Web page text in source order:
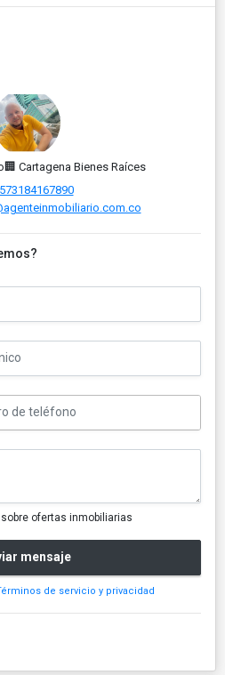
Cartagena Bienes Raíces
ofertas inmobiliarias
mensaje
de servicio y privacidad